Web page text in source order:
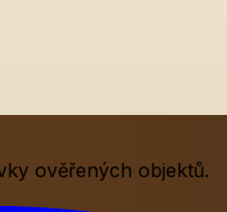
ověřených objektů.